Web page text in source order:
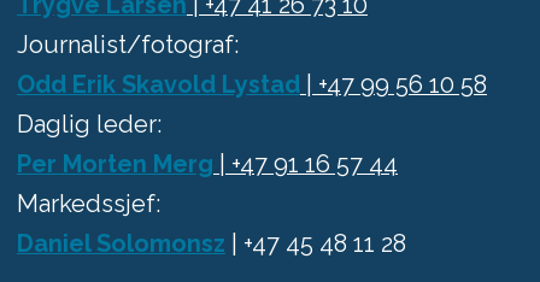
Journalist/fotograf:
Odd Erik Skavold Lystad| +47 99 56 10 58
Daglig leder:
Per Morten Merg | +47 91 16 57 44
Markedssjef:
Daniel Solomonsz | +47 45 48 11 28